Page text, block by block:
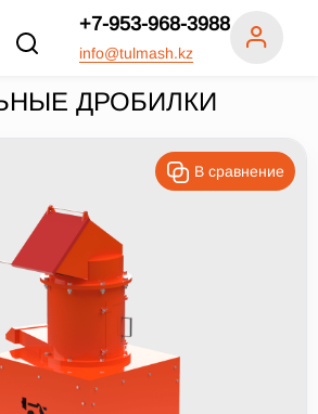
+7-953-968-3988
info@tulmash.kz
ДРОБИЛКИ
В сравнение